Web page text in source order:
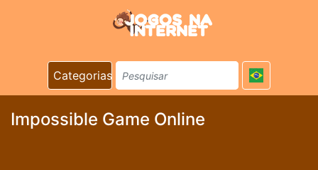
Categorias
Impossible Game Online